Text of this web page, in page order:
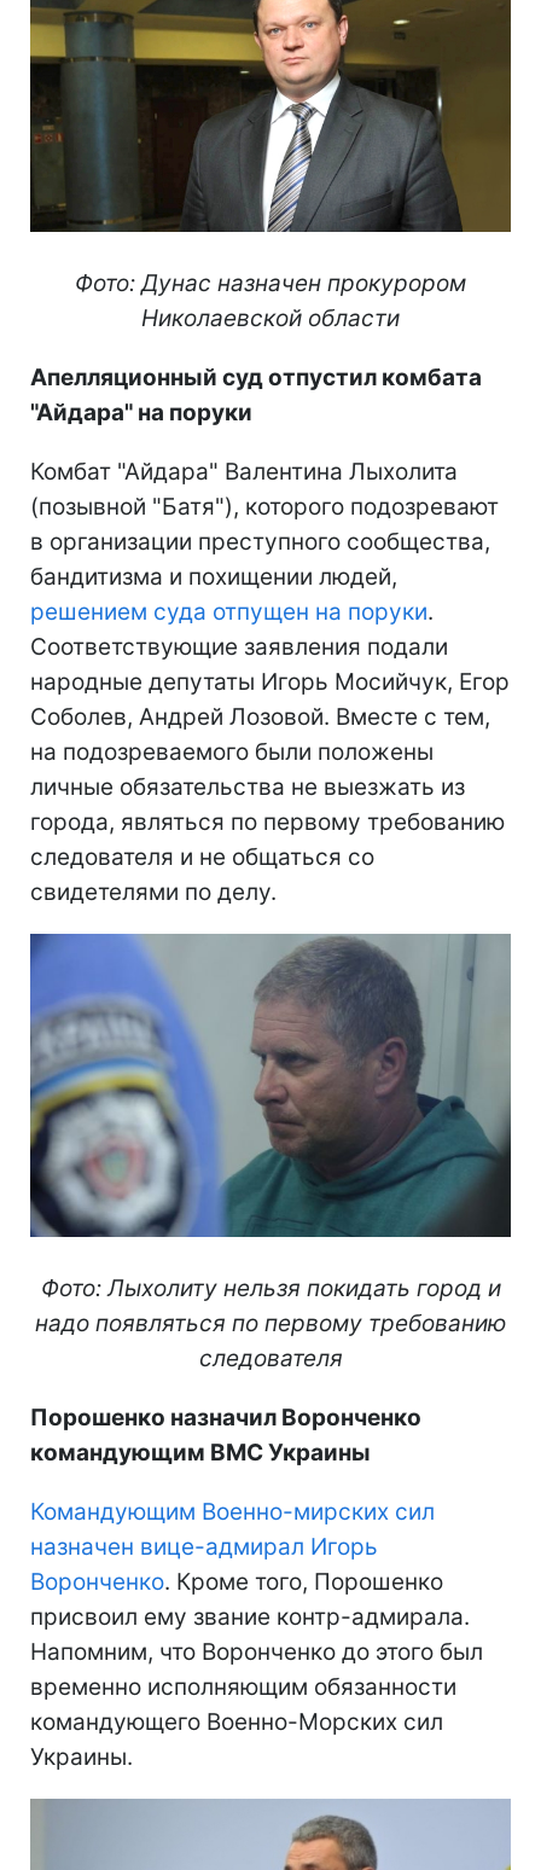
Фото: Дунас назначен прокурором
Николаевской области
Апелляционный суд отпустил комбата
"Айдара" на поруки
Комбат "Айдара" Валентина Лыхолита
(позывной "Батя"), которого подозревают
в организации преступного сообщества,
бандитизма и похищении людей,
решением суда отпущен на поруки.
Соответствующие заявления подали
народные депутаты Игорь Мосийчук, Егор
Соболев, Андрей Лозовой. Вместе с тем,
на подозреваемого были положены
личные обязательства не выезжать из
города, являться по первому требованию
следователя и не общаться со
свидетелями по делу.
Фото: Лыхолиту нельзя покидать город и
надо появляться по первому требованию
следователя
Порошенко назначил Воронченко
командующим ВМС Украины
Командующим Военно-мирских сил
назначен вице-адмирал Игорь
Воронченко. Кроме того, Порошенко
присвоил ему звание контр-адмирала.
Напомним, что Воронченко до этого был
временно исполняющим обязанности
командующего Военно-Морских сил
Украины.